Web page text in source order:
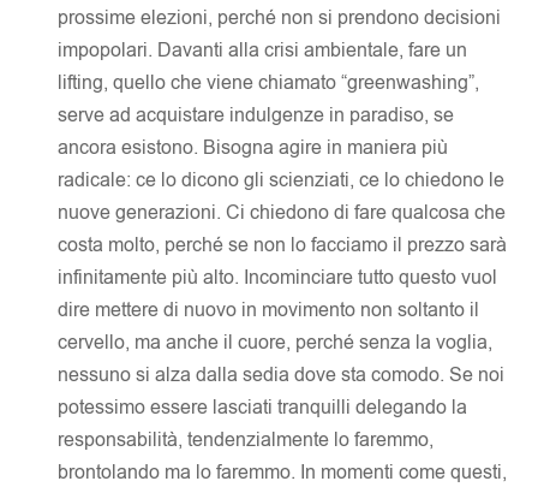
prossime elezioni, perché non si prendono decisioni
impopolari. Davanti alla crisi ambientale, fare un
lifting, quello che viene chiamato “greenwashing”,
serve ad acquistare indulgenze in paradiso, se
ancora esistono. Bisogna agire in maniera più
radicale: ce lo dicono gli scienziati, ce lo chiedono le
nuove generazioni. Ci chiedono di fare qualcosa che
costa molto, perché se non lo facciamo il prezzo sarà
infinitamente più alto. Incominciare tutto questo vuol
dire mettere di nuovo in movimento non soltanto il
cervello, ma anche il cuore, perché senza la voglia,
nessuno si alza dalla sedia dove sta comodo. Se noi
potessimo essere lasciati tranquilli delegando la
responsabilità, tendenzialmente lo faremmo,
brontolando ma lo faremmo. In momenti come questi,